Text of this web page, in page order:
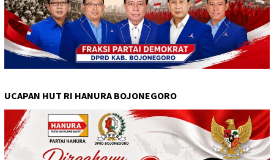
UCAPAN HUT RI HANURA BOJONEGORO